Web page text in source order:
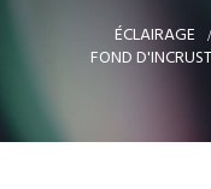
ÉCLAIRAGE >
FOND